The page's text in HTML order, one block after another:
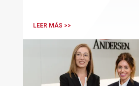
españolas que combinan los
LEER MÁS >>